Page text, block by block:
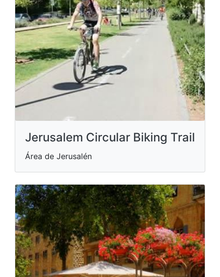
Jerusalem Circular Biking Trail
Área de Jerusalén